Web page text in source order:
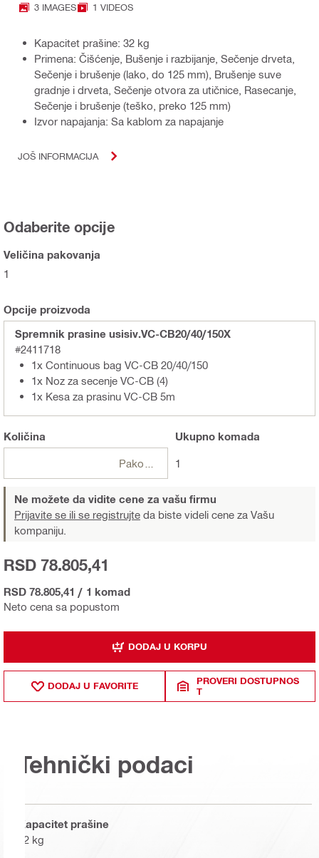
3 IMAGES 1 VIDEOS
Kapacitet prašine: 32 kg
Primena: Čišćenje, Bušenje i razbijanje, Sečenje drveta,
Sečenje i brušenje (lako, do 125 mm), Brušenje suve
gradnje i drveta, Sečenje otvora za utičnice, Rasecanje,
Sečenje i brušenje (teško, preko 125 mm)
Izvor napajanja: Sa kablom za napajanje
JOŠ INFORMACIJA
Odaberite opcije
Veličina pakovanja
1
Opcije proizvoda
Spremnik prasine usisiv.VC-CB20/40/150X
#2411718
1x Continuous bag VC-CB 20/40/150
1x Noz za secenje VC-CB (4)
1x Kesa za prasinu VC-CB 5m
Količina Ukupnokomada
1
Ne možete da vidite cene za vašu firmu
Prijavite se ili se registrujte da biste videli cene za Vašu
kompaniju.
Neto cena sa popustom
RSD 78.805,41
RSD 78.805,41 / 1 komad
DODAJ U KORPU
DODAJ U FAVORITE
PROVERI DOSTUPNOS
T
Tehnički podaci
Kapacitet prašine
32 kg